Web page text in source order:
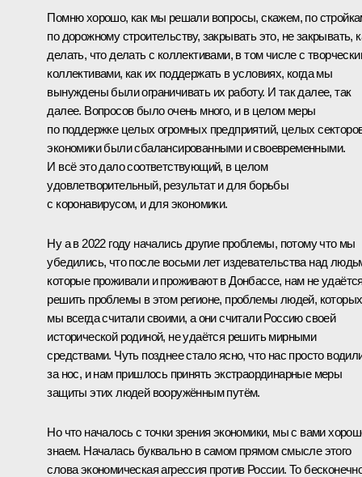
Помню хорошо, как мы решали вопросы, скажем, по
по дорожному строительству, закрывать это, не закрывать,
делать, что делать с коллективами, в том числе с
коллективами, как их поддержать в условиях, когда мы
вынуждены были ограничивать их работу. И так далее, так
далее. Вопросов было очень много, и в целом меры
по поддержке целых огромных предприятий, целых
экономики были сбалансированными и своевременными.
И всё это дало соответствующий, в целом
удовлетворительный, результат и для борьбы
с коронавирусом, и для экономики.
Ну а в 2022 году начались другие проблемы, потому что мы
убедились, что после восьми лет издевательства над
которые проживали и проживают в Донбассе, нам не
решить проблемы в этом регионе, проблемы людей, которых
мы всегда считали своими, а они считали Россию своей
исторической родиной, не удаётся решить мирными
средствами. Чуть позднее стало ясно, что нас просто
за нос, и нам пришлось принять экстраординарные меры
защиты этих людей вооружённым путём.
Но что началось с точки зрения экономики, мы с вами
знаем. Началась буквально в самом прямом смысле этого
слова экономическая агрессия против России. То